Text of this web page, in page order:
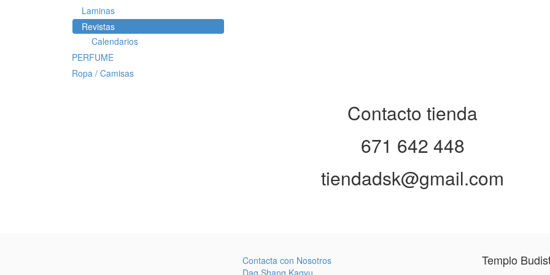
Laminas
Revistas
Calendarios
PERFUME
Ropa / Camisas
Contacto tienda
671 642 448
tiendadsk@gmail.com
Contacta con Nosotros
Dag Shang Kagyu
Templo